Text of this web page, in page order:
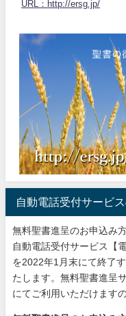
URL：http://ersg.jp/
自動電話受付サービ
無料聖書進呈のお申込み
自動電話受付サービス【
を2022年1月末にて終了
たします。無料聖書進呈
にてご利用いただけます